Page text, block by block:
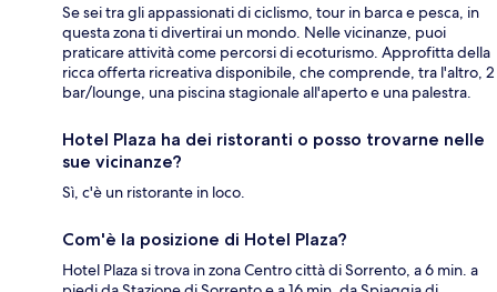
Se sei tra gli appassionati di ciclismo, tour in barca e pesca, in
questa zona ti divertirai un mondo. Nelle vicinanze, puoi
praticare attività come percorsi di ecoturismo. Approfitta della
ricca offerta ricreativa disponibile, che comprende, tra l'altro, 2
bar/lounge, una piscina stagionale all'aperto e una palestra.
Hotel Plaza ha dei ristoranti o posso trovarne nelle
sue vicinanze?
Sì, c'è un ristorante in loco.
Com'è la posizione di Hotel Plaza?
Hotel Plaza si trova in zona Centro città di Sorrento, a 6 min. a